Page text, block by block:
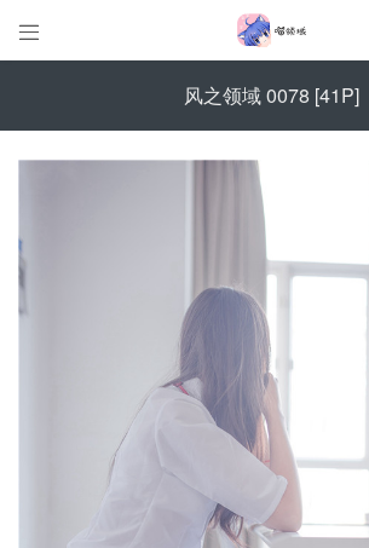

风之领域 0078 [41P]